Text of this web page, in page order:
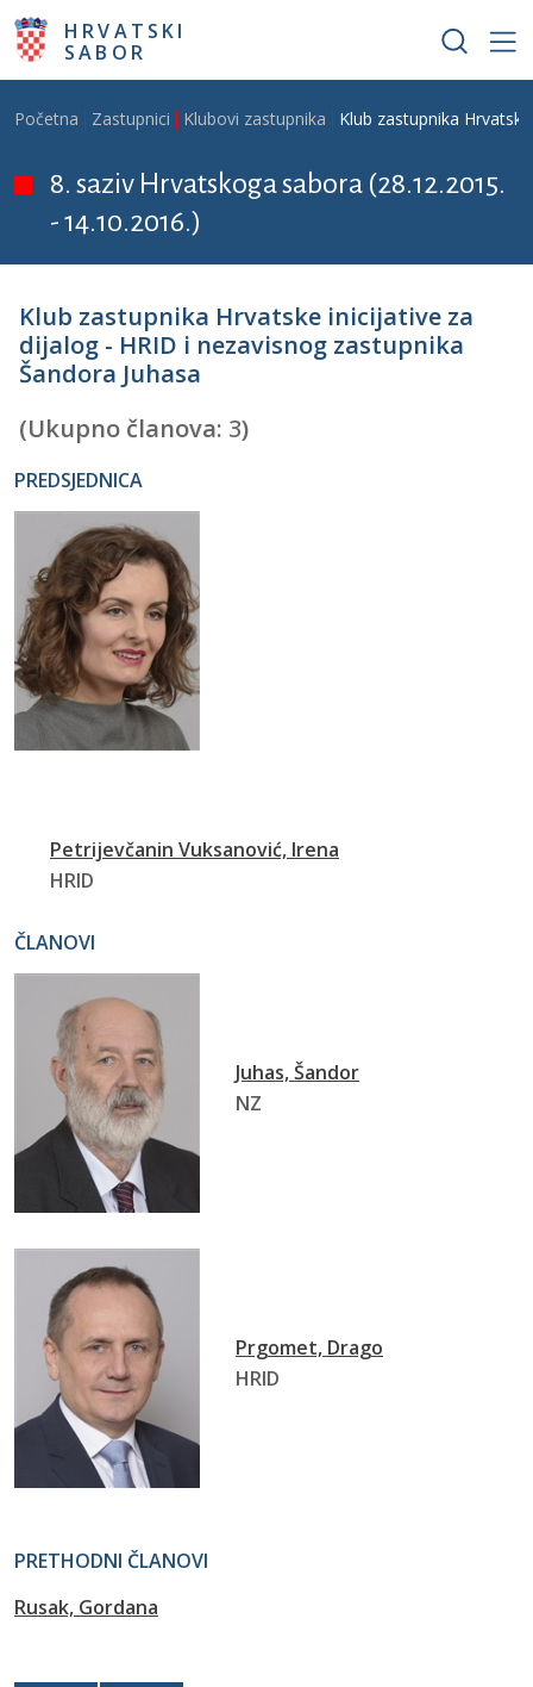
Skoči na glavni sadržaj
HRVATSKI
SABOR
Breadcrumb
Početna Zastupnici Klubovi zastupnika Klub zastupnika
8. saziv Hrvatskoga sabora (28.12.2015.
- 14.10.2016.)
Klub zastupnika Hrvatske inicijative za
dijalog - HRID i nezavisnog zastupnika
Šandora Juhasa
(Ukupno članova: 3)
PREDSJEDNICA
Petrijevčanin Vuksanović, Irena
HRID
ČLANOVI
Juhas, Šandor
NZ
Prgomet, Drago
HRID
PRETHODNI ČLANOVI
Rusak, Gordana